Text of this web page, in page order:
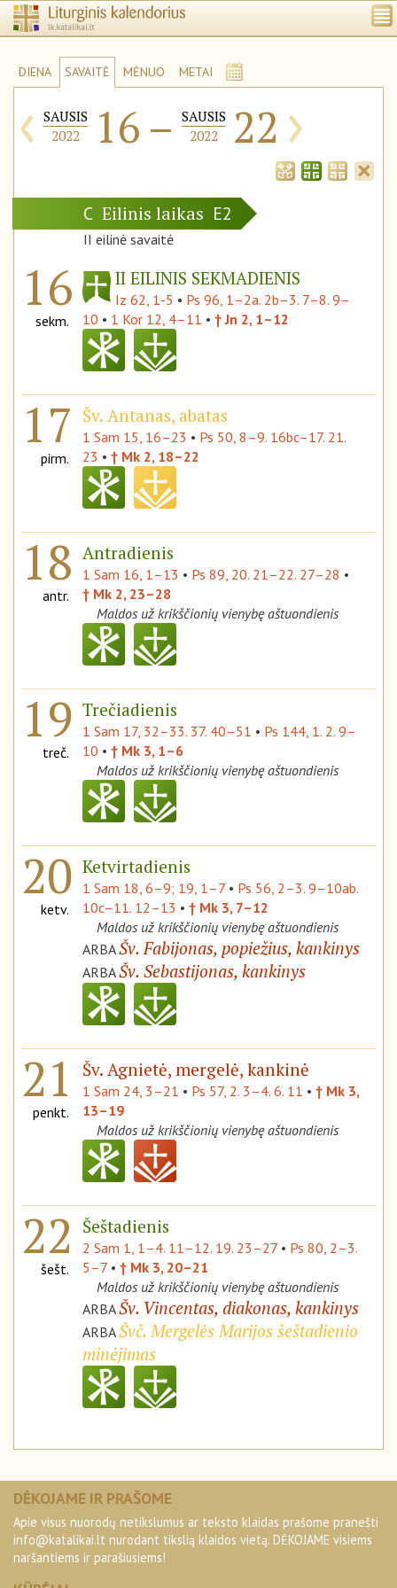
DIENA SAVAITĖ MĖNUO METAI
‹ SAUSIS
2022
16 – SAUSIS
2022
22 ›
C Eilinis laikas E2
II eilinė savaitė
16
sekm.
II EILINIS SEKMADIENIS
Iz 62, 1-5 • Ps 96, 1–2a. 2b–3. 7–8. 9–
10 • 1 Kor 12, 4–11 • † Jn 2, 1–12
17
pirm.
Šv. Antanas, abatas
1 Sam 15, 16–23 • Ps 50, 8–9. 16bc–17. 21.
23 • † Mk 2, 18–22
18
antr.
Antradienis
1 Sam 16, 1–13 • Ps 89, 20. 21–22. 27–28 •
† Mk 2, 23–28
Maldos už krikščionių vienybę aštuondienis
19
treč.
Trečiadienis
1 Sam 17, 32–33. 37. 40–51 • Ps 144, 1. 2. 9–
10 • † Mk 3, 1–6
Maldos už krikščionių vienybę aštuondienis
20
ketv.
Ketvirtadienis
1 Sam 18, 6–9; 19, 1–7 • Ps 56, 2–3. 9–10ab.
10c–11. 12–13 • † Mk 3, 7–12
Maldos už krikščionių vienybę aštuondienis
ARBAŠv. Fabijonas, popiežius, kankinys
ARBAŠv. Sebastijonas, kankinys
21
penkt.
Šv. Agnietė, mergelė, kankinė
1 Sam 24, 3–21 • Ps 57, 2. 3–4. 6. 11 • † Mk 3,
13–19
Maldos už krikščionių vienybę aštuondienis
22
šešt.
Šeštadienis
2 Sam 1, 1–4. 11–12. 19. 23–27 • Ps 80, 2–3.
5–7 • † Mk 3, 20–21
Maldos už krikščionių vienybę aštuondienis
ARBAŠv. Vincentas, diakonas, kankinys
ARBAŠvč. Mergelės Marijos šeštadienio
minėjimas
DĖKOJAME IR PRAŠOME
Apie visus nuorodų netikslumus ar teksto klaidas prašome pranešti
info@katalikai.lt nurodant tikslią klaidos vietą. DĖKOJAME visiems
naršantiems ir parašiusiems!